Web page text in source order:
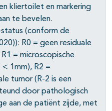
kliertoilet en markering
te bevelen.
status (conform de
R0 = geen residuale
= microscopische
1mm), R2 =
tumor (R-2 is een
door pathologisch
aan de patiënt zijde, met